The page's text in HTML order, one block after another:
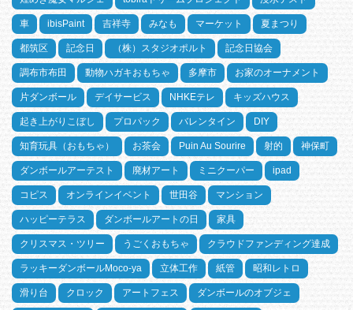
車 ibisPaint 吉祥寺 みなも マーケット 夏まつり
都筑区 記念日 （株）スタジオポルト 記念日協会
調布市布田 動物ハガキおもちゃ 多摩市 お家のオーナメント
片ダンボール デイサービス NHKEテレ キッズハウス
起き上がりこぼし プロパック バレンタイン DIY
知育玩具（おもちゃ） お茶会 Puin Au Sourire 射的 神保町
ダンボールアーテスト 廃材アート ミニクーパー ipad
コピス オンラインイベント 世田谷 マンション
ハッピーテラス ダンボールアートの日 家具
クリスマス・ツリー うごくおもちゃ クラウドファンディング達成
ラッキーダンボールMoco-ya 立体工作 紙管 昭和レトロ
滑り台 クロック アートフェス ダンボールのオブジェ